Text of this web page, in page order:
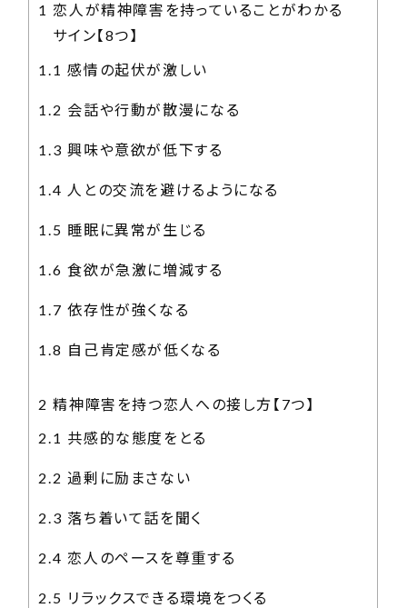
1 恋人が精神障害を持っていることがわかる
サイン【8つ】
1.1 感情の起伏が激しい
1.2 会話や行動が散漫になる
1.3 興味や意欲が低下する
1.4 人との交流を避けるようになる
1.5 睡眠に異常が生じる
1.6 食欲が急激に増減する
1.7 依存性が強くなる
1.8 自己肯定感が低くなる
2 精神障害を持つ恋人への接し方【7つ】
2.1 共感的な態度をとる
2.2 過剰に励まさない
2.3 落ち着いて話を聞く
2.4 恋人のペースを尊重する
2.5 リラックスできる環境をつくる